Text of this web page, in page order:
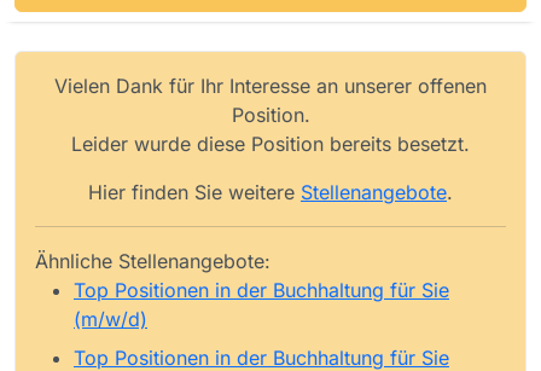
Vielen Dank für Ihr Interesse an unserer offenen
Position.
Leider wurde diese Position bereits besetzt.
Hier finden Sie weitere Stellenangebote.
Ähnliche Stellenangebote:
Top Positionen in der Buchhaltung für Sie
(m/w/d)
Top Positionen in der Buchhaltung für Sie